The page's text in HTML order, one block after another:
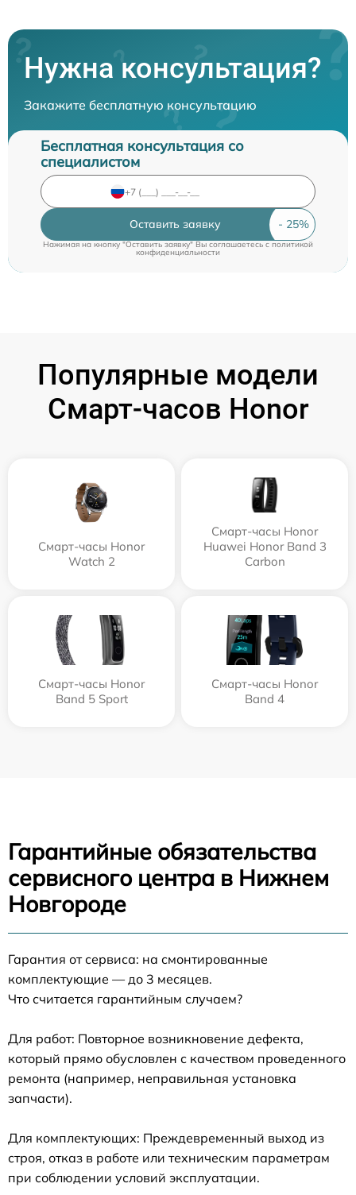
Нужна консультация?
Закажите бесплатную консультацию
Бесплатная консультация со
специалистом
Оставить заявку
Нажимая на кнопку "Оставить заявку" Вы соглашаетесь cполитикой
конфиденциальности
Популярные модели
Смарт-часов Honor
Смарт-часы Honor
Watch 2
Смарт-часы Honor
Huawei Honor Band 3
Carbon
Смарт-часы Honor
Band 5 Sport
Смарт-часы Honor
Band 4
Гарантийные обязательства
сервисного центра в Нижнем
Новгороде
Гарантия от сервиса: на смонтированные
комплектующие — до 3 месяцев.
Что считается гарантийным случаем?
Для работ: Повторное возникновение дефекта,
который прямо обусловлен с качеством проведенного
ремонта (например, неправильная установка
запчасти).
Для комплектующих: Преждевременный выход из
строя, отказ в работе или техническим параметрам
при соблюдении условий эксплуатации.